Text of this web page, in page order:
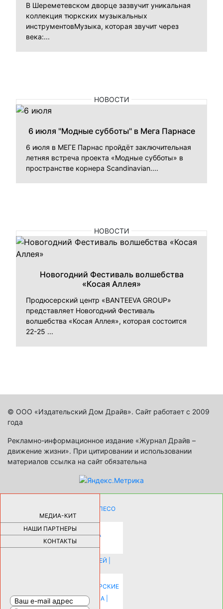
В Шереметевском дворце зазвучит уникальная
коллекция тюркских музыкальных
инструментовМузыка, которая звучит через
века:...
НОВОСТИ
6 июля "Модные субботы" в Мега Парнасе
6 июля в МЕГЕ Парнас пройдёт заключительная
летняя встреча проекта «Модные субботы» в
пространстве корнера Scandinavian....
НОВОСТИ
Новогодний Фестиваль волшебства
«Косая Аллея»
Продюсерский центр «BANTEEVA GROUP»
представляет Новогодний Фестиваль
волшебства «Косая Аллея», которая состоится
22-25 ...
© ООО «Издательский Дом Драйв». Сайт работает с 2009
года
Рекламно-информационное издание «Журнал Драйв –
движение жизни». При цитировании и использовании
материалов ссылка на сайт обязательна
МЕДИА-КИТ
НАШИ ПАРТНЕРЫ
КОНТАКТЫ
КАК ДЕВУШКЕ ПОМЕНЯТЬ КОЛЕСО
НА АВТОМОБИЛЕ |69185
НОВЫЕ РАЗРАБОТКИ ДЛЯ
ОЗДОРОВЛЕНИЯ ОРГАНИЗМА
ПЛАТФОРМА ШУМАННА 3Д И
КАПСУЛА ЗДОРОВЬЯ |28291
ИСТОРИЯ НАКЛАДНЫХ НОГТЕЙ |
КОМНАТУ: ХИТРЫЕ ДИЗАЙНЕРСКИЕ
РАСШИРЕНИЯ ПРОСТРАНСТВА |
16202